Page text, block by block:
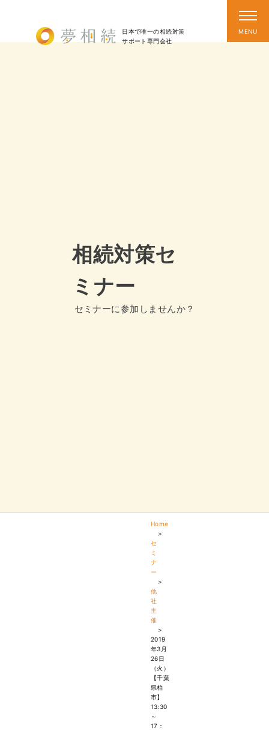
日本で唯一の相続対策
サポート専門会社
相続対策セ
ミナー
セミナーに参加しませんか？
Home
>
セ
ミ
ナ
ー
>
他
社
主
催
>
2019
年3月
26日
（火）
【千葉
県柏
市】
13:30
～
17：